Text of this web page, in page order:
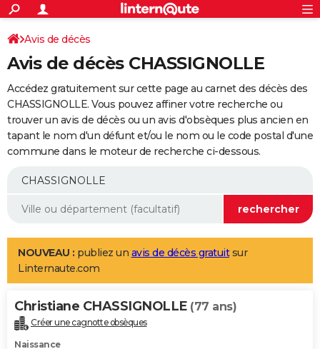
ACTUALITÉS
Politique
Société
Faits Divers
Education
Monde
Villes
+
SPORT
Coupe du monde 2026
Football
Tennis
Cyclisme
Rugby
Forum
Programme TV
TNT
Streaming
Cinéma
Sorties cinéma
Musique
+
FINANCE
Retraite
Epargne
Immobilier
Risques naturels par ville
Assurance
AUTO
Essais
Réserver un essai
Citadines
Berlines
SUV
Forum auto
+
Mobiles
Meilleur smartphone
Internet
Ordinateurs
Jeux vidéo
Guide high-tech
Aménagement intérieur
LIFESTYLE
Art de vivre
Bien-être
Loisirs
Mode
Modes de vie
Alimentation
Guide de la santé
Maladies
Médicaments
Sommeil
VOYAGE
Destinations
City break
Voyage nature
Voyage de noces
Forum
Climat
+PHOTO
Avis de décès
Avis de décès CHASSIGNOLLE
Accédez gratuitement sur cette page au carnet des décès des
CHASSIGNOLLE. Vous pouvez affiner votre recherche ou
trouver un avis de décès ou un avis d'obsèques plus ancien en
tapant le nom d'un défunt et/ou le nom ou le code postal d'une
commune dans le moteur de recherche ci-dessous.
NOUVEAU : publiez un avis de décès gratuitsur
Linternaute.com
Christiane CHASSIGNOLLE (77 ans)
Créer une cagnotte obsèques
Naissance